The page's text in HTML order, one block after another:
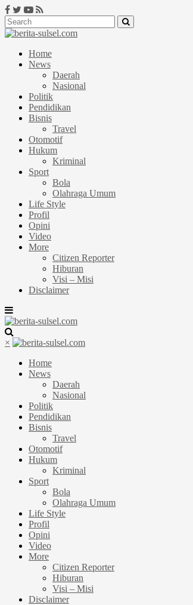
Home
News
Daerah
Nasional
Politik
Pendidikan
Bisnis
Travel
Otomotif
Hukum
Kriminal
Sport
Bola
Olahraga Umum
Life Style
Profil
Opini
Video
More
Citizen Reporter
Hiburan
Visi – Misi
Disclaimer
×
Home
News
Daerah
Nasional
Politik
Pendidikan
Bisnis
Travel
Otomotif
Hukum
Kriminal
Sport
Bola
Olahraga Umum
Life Style
Profil
Opini
Video
More
Citizen Reporter
Hiburan
Visi – Misi
Disclaimer